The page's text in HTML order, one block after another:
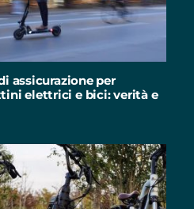
assicurazione per
elettrici e bici: verità e